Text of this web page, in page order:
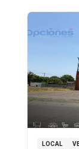
LOCAL